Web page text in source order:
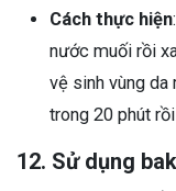
Cách thực hiện
nước muối rồi
vệ sinh vùng da
trong 20 phút
12. Sử dụng